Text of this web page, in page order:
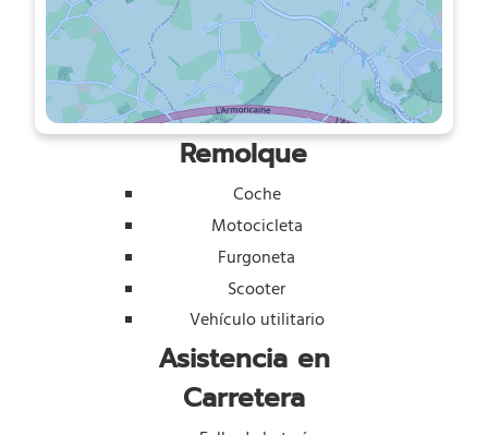
Remolque
Coche
Motocicleta
Furgoneta
Scooter
Vehículo utilitario
Asistencia en
Carretera